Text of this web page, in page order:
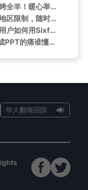
成毅《长安二十四计》片场请客烤全羊！暖心举动引热议，网友：这剧组氛围慕了
海外追剧党必看！三招教你破解地区限制，随时随地追《水龙吟》
《英雄联盟同人热度爆棚，海外用户如何用Sixfast加速解锁LOL内容？》
海外华人熬夜追S15总决赛，卡成PPT的痛谁懂？我试了3种方法终于流畅了
华人翻墙回国